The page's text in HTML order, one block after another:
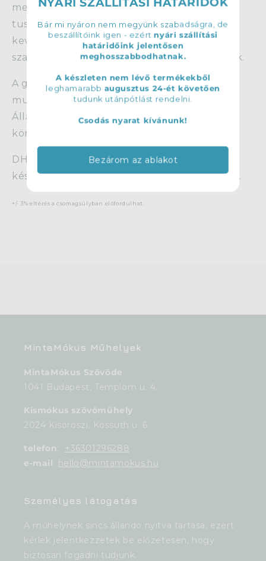
merino (kb. 19 mikron) gyapjú, és 30% kínai
tussah (vad)selyem gondosan válogatott
keveréke.Az egységes, kellemes tapintású
szalagok kiválóan fonhatóak, nemezelhetőek.
A gyártó garantálja, hogy a gyapjú felelős és
muesling mentes állattartásból származik.
Állati eredetű, biológiailag lebomló,
környezetbarát alapanyag.
DHG termék, készlethiány esetén a gyártói
készlet függvényében a szállítási idő 2-3 hét.
+/- 3% eltérés a csomagsúlyban előfordulhat.
MintaMókus Műhelyek
MintaMókus Szövöde
1041 Budapest, Templom u. 4.
Kismókus szövőműhely
2024 Kisoroszi, Kossuth u. 6.
telefon
+36301296288
e-mail
hello@mintamokus.hu
Személyes látogatás
A műhelynek sincs állandó nyitva tartása, ezért
kérlek jelentkezzetek be előzetesen, hogy
biztosan fogadni tudjunk.
Bár mi nyáron nem megyünk szabadságra, de
beszállítóink igen - ezértnyári szállítási
határidőink jelentősen
meghosszabbodhatnak.
A készleten nem lévő termékekből
leghamarabb augusztus 24-ét követően
tudunk utánpótlást rendelni.
Csodás nyarat kívánunk!
Bezárom az ablakot